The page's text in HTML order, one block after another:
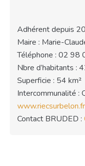
Adhérent depuis
Maire : Marie-
Téléphone : 02 98
Nbre d’habitants :
Superficie : 54 km²
Intercommunalité :
www.riecsurbelon.fr
Contact BRUDED :